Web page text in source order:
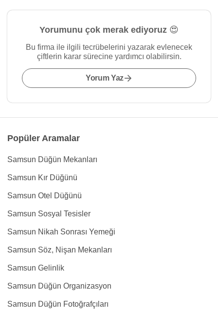
Yorumunu çok merak ediyoruz 😍
Bu firma ile ilgili tecrübelerini yazarak evlenecek
çiftlerin karar sürecine yardımcı olabilirsin.
Yorum Yaz
Popüler Aramalar
Samsun Düğün Mekanları
Samsun Kır Düğünü
Samsun Otel Düğünü
Samsun Sosyal Tesisler
Samsun Nikah Sonrası Yemeği
Samsun Söz, Nişan Mekanları
Samsun Gelinlik
Samsun Düğün Organizasyon
Samsun Düğün Fotoğrafçıları